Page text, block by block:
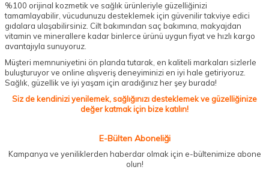
%100 orijinal kozmetik ve sağlık ürünleriyle güzelliğinizi
tamamlayabilir, vücudunuzu desteklemek için güvenilir takviye edici
gıdalara ulaşabilirsiniz. Cilt bakımından saç bakımına, makyajdan
vitamin ve minerallere kadar binlerce ürünü uygun fiyat ve hızlı kargo
avantajıyla sunuyoruz.
Müşteri memnuniyetini ön planda tutarak, en kaliteli markaları sizlerle
buluşturuyor ve online alışveriş deneyiminizi en iyi hale getiriyoruz.
Sağlık, güzellik ve iyi yaşam için aradığınız her şey burada!
Siz de kendinizi yenilemek, sağlığınızı desteklemek ve güzelliğinize
değer katmak için bize katılın!
E-Bülten Aboneliği
Kampanya ve yeniliklerden haberdar olmak için e-bültenimize abone
olun!